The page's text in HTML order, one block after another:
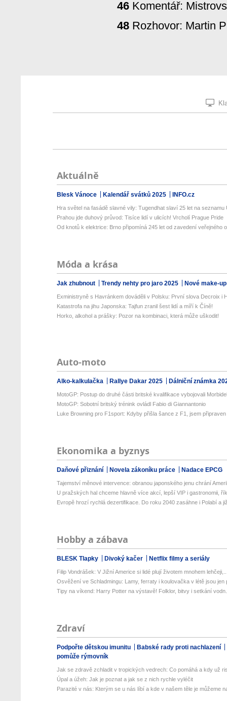
46 Komentář:
48 Rozhovor: Martin
Aktuálně
Blesk Vánoce Kalendář svátků 2025 INFO.cz
Hra světel na fasádě slavné vily: Tugendhat slaví 25 let na seznamu
Prahou jde duhový průvod: Tisíce lidí v ulicích! Vrcholí Prague Pride
Od knotů k elektrice: Brno připomíná 245 let od zavedení veřejného
Móda a krása
Jak zhubnout Trendy nehty pro jaro 2025 Nové make-
Exministryně s Havránkem dováděli v Polsku: První slova Decroix i
Katastrofa na jihu Japonska: Tajfun zranil šest lidí a míří k Číně!
Horko, alkohol a prášky: Pozor na kombinaci, která může uškodit!
Auto-moto
Alko-kalkulačka Rallye Dakar 2025 Dálniční známka
MotoGP: Postup do druhé části britské kvalifikace vybojovali
MotoGP: Sobotní britský trénink ovládl Fabio di Giannantonio
Luke Browning pro F1sport: Kdyby přišla šance z F1, jsem připraven
Ekonomika a byznys
Daňové přiznání Novela zákoníku práce Nadace EPCG
Tajemství měnové intervence: obranou japonského jenu chrání
U pražských hal chceme hlavně více akcí, lepší VIP i gastronomii,
Evropě hrozí rychlá dezertifikace. Do roku 2040 zasáhne i Polabí a
Hobby a zábava
BLESK Tlapky Divoký kačer Netflix filmy a seriály
Filip Vondrášek: V Jižní Americe si lidé plují životem mnohem
Osvěžení ve Schladmingu: Lamy, ferraty i koulovačka v létě jsou jen
Tipy na víkend: Harry Potter na výstavě! Folklor, bitvy i setkání
Zdraví
Podpořte dětskou imunitu
Babské rady proti nachlazení
pomůže rýmovník
Jak se zdravě zchladit v tropických vedrech: Co pomáhá a kdy už
Úpal a úžeh: Jak je poznat a jak se z nich rychle vyléčit
Parazité v nás: Kterým se u nás líbí a kde v našem těle je můžeme